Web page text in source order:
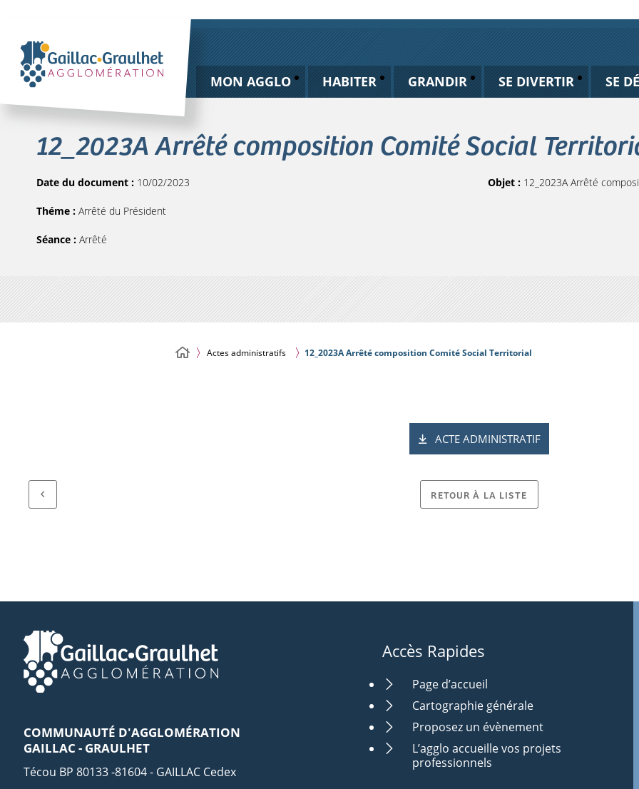
MON AGGLO HABITER GRANDIR SE DIVERTIR SE
12_2023A Arrêté composition Comité Social
Date du document : 10/02/2023
Théme : Arrêté du Président
Séance : Arrêté
Objet : 12_2023A Arrêté
Actes administratifs 12_2023A Arrêté composition Comité Social Territorial
ACTE ADMINISTRATIF
RETOUR À LA LISTE
COMMUNAUTÉ D'AGGLOMÉRATION
GAILLAC - GRAULHET
Técou BP 80133 -81604 - GAILLAC Cedex
Accès Rapides
Page d’accueil
Cartographie générale
Proposez un évènement
L’agglo accueille vos projets
professionnels